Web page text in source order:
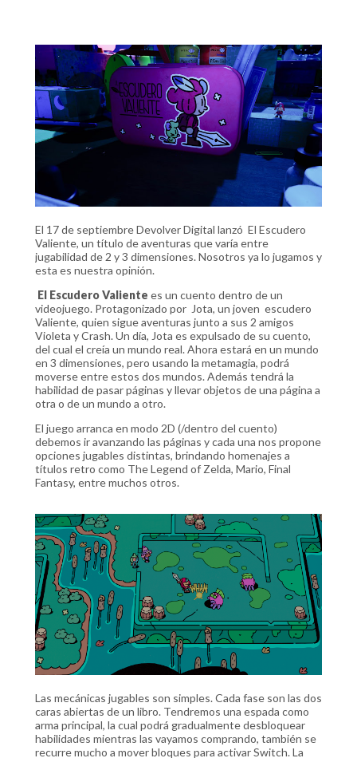
El 17 de septiembre Devolver Digital lanzó El Escudero
Valiente, un título de aventuras que varía entre
jugabilidad de 2 y 3 dimensiones. Nosotros ya lo jugamos y
esta es nuestra opinión.
El Escudero Valiente es un cuento dentro de un
videojuego. Protagonizado por Jota, un joven escudero
Valiente, quien sigue aventuras junto a sus 2 amigos
Violeta y Crash. Un día, Jota es expulsado de su cuento,
del cual el creía un mundo real. Ahora estará en un mundo
en 3 dimensiones, pero usando la metamagia, podrá
moverse entre estos dos mundos. Además tendrá la
habilidad de pasar páginas y llevar objetos de una página a
otra o de un mundo a otro.
El juego arranca en modo 2D (/dentro del cuento)
debemos ir avanzando las páginas y cada una nos propone
opciones jugables distintas, brindando homenajes a
títulos retro como The Legend of Zelda, Mario, Final
Fantasy, entre muchos otros.
Las mecánicas jugables son simples. Cada fase son las dos
caras abiertas de un libro. Tendremos una espada como
arma principal, la cual podrá gradualmente desbloquear
habilidades mientras las vayamos comprando, también se
recurre mucho a mover bloques para activar Switch. La